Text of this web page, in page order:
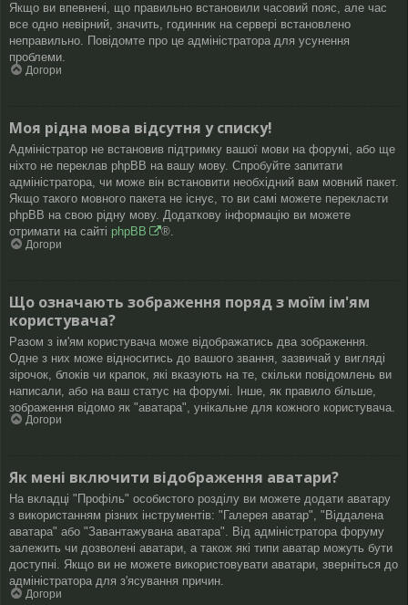
Якщо ви впевнені, що правильно встановили часовий пояс, але час
все одно невірний, значить, годинник на сервері встановлено
неправильно. Повідомте про це адміністратора для усунення
проблеми.
Догори
Моя рідна мова відсутня у списку!
Адміністратор не встановив підтримку вашої мови на форумі, або ще
ніхто не переклав phpBB на вашу мову. Спробуйте запитати
адміністратора, чи може він встановити необхідний вам мовний пакет.
Якщо такого мовного пакета не існує, то ви самі можете перекласти
phpBB на свою рідну мову. Додаткову інформацію ви можете
отримати на сайті phpBB ®.
Догори
Що означають зображення поряд з моїм ім'ям
користувача?
Разом з ім'ям користувача може відображатись два зображення.
Одне з них може відноситись до вашого звання, зазвичай у вигляді
зірочок, блоків чи крапок, які вказують на те, скільки повідомлень ви
написали, або на ваш статус на форумі. Інше, як правило більше,
зображення відомо як "аватара", унікальне для кожного користувача.
Догори
Як мені включити відображення аватари?
На вкладці "Профіль" особистого розділу ви можете додати аватару
з використанням різних інструментів: "Галерея аватар", "Віддалена
аватара" або "Завантажувана аватара". Від адміністратора форуму
залежить чи дозволені аватари, а також які типи аватар можуть бути
доступні. Якщо ви не можете використовувати аватари, зверніться до
адміністратора для з'ясування причин.
Догори